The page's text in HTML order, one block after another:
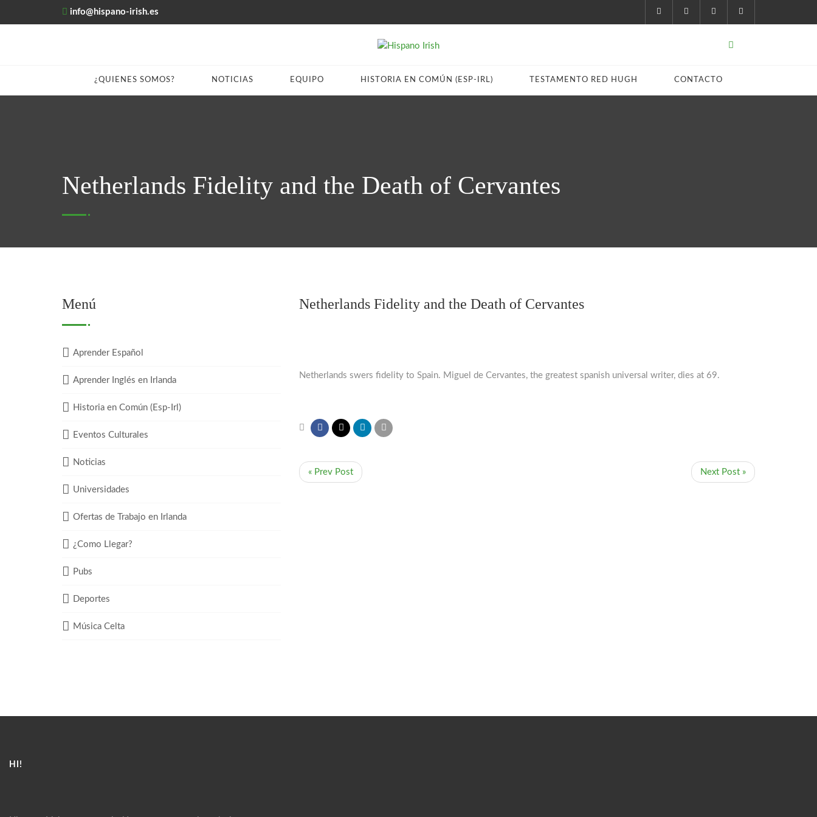
info@hispano-irish.es
¿QUIENES SOMOS? NOTICIAS EQUIPO HISTORIA EN COMÚN (ESP-IRL) TESTAMENTO RED HUGH CONTACTO
Netherlands Fidelity and the Death of Cervantes
Netherlands Fidelity and the Death of Cervantes
Netherlands swers fidelity to Spain. Miguel de Cervantes, the greatest spanish universal writer, dies at 69.
« Prev Post Next Post »
Menú
Aprender Español
Aprender Inglés en Irlanda
Historia en Común (Esp-Irl)
Eventos Culturales
Noticias
Universidades
Ofertas de Trabajo en Irlanda
¿Como Llegar?
Pubs
Deportes
Música Celta
HI!